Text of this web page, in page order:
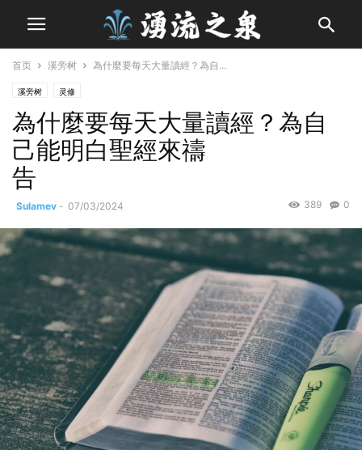
首页 溪旁树 為什麼要每天大量讀經？為自...
溪旁树 灵修
為什麼要每天大量讀經？為自
己能明白聖經來禱
告
Sulamev - 07/03/2024 0
389